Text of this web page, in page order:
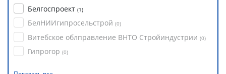
Белгоспроект (1)
БелНИИгипросельстрой (0)
Витебское облправление ВНТО Стройиндустрии (0)
Гипрогор (0)